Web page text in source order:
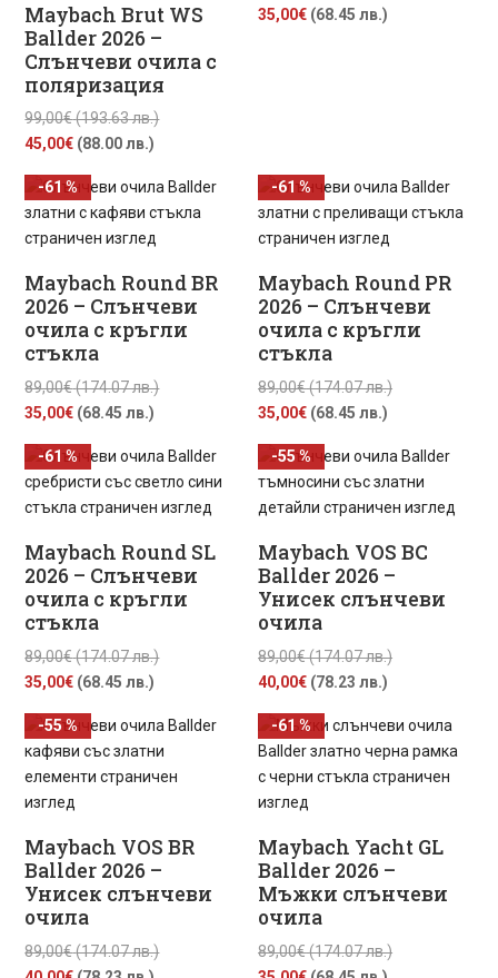
Maybach Brut WS
Ballder 2026 –
Слънчеви очила с
поляризация
99,00€(193.63 лв.)Original
99,00€
(193.63
45,00€ (88.00 лв.)
е:
45,00€
(88.00
лв.).
35,00€ (68.45 лв.)
Maybach Round BR
2026 – Слънчеви
очила с кръгли
стъкла
89,00€(174.07 лв.)Original
89,00€
(174.07
лв.).
35,00€ (68.45 лв.)
е:
35,00€
(68.45
-61 %
Maybach Round PR
2026 – Слънчеви
очила с кръгли
стъкла
89,00€(174.07 лв.)Original
89,00€
(174.07
лв.).
35,00€ (68.45 лв.)
е:
35,00€
(68.45
-61 %
Maybach Round SL
2026 – Слънчеви
очила с кръгли
стъкла
89,00€(174.07 лв.)Original
89,00€
(174.07
лв.).
35,00€ (68.45 лв.)
е:
35,00€
(68.45
-61 %
Maybach VOS BC
Ballder 2026 –
Унисек слънчеви
очила
89,00€(174.07 лв.)Original
89,00€
(174.07
лв.).
40,00€ (78.23 лв.)
е:
40,00€
(78.23
-55 %
Maybach VOS BR
Ballder 2026 –
Унисек слънчеви
очила
89,00€(174.07 лв.)Original
-55 %
Maybach Yacht GL
Ballder 2026 –
Мъжки слънчеви
очила
89,00€(174.07 лв.)Original
-61 %